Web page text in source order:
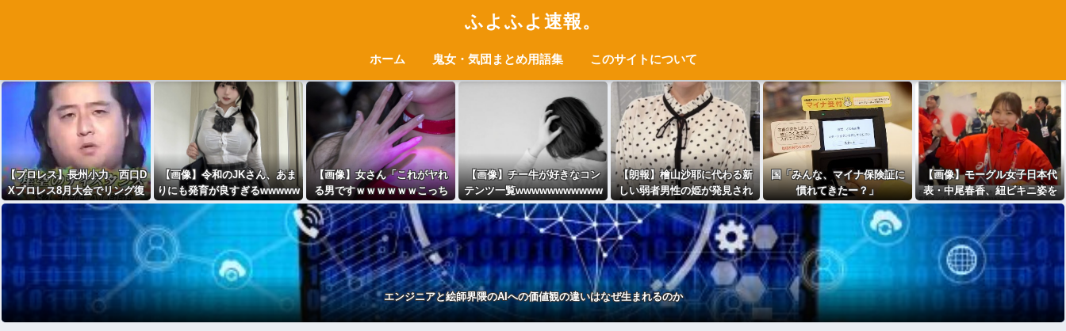
ふよふよ速報。
ホーム 鬼女・気団まとめ用語集 このサイトについて
【プロレス】長州小力 西口D
Xプロレス8月大会でリング復
帰 対戦相手はクロちゃん
道交法違反の疑いも不起訴に
【画像】令和のJKさん、あま
りにも発育が良すぎるwwwww
www
【画像】女さん「これがヤれ
る男ですｗｗｗｗｗｗこっち
はヤれない････」⇒！
【画像】チー牛が好きなコン
テンツ一覧wwwwwwwwwww
【朗報】檜山沙耶に代わる新
しい弱者男性の姫が発見され
る///
国「みんな、マイナ保険証に
慣れてきたー？」
【画像】モーグル女子日本代
表・中尾春香、紐ビキニ姿を
公開！ 現役アスリートの激
レア水着ショットに反響… 2
026年ミラノ五輪出場
エンジニアと絵師界隈のAIへの価値観の違いはなぜ生まれるのか